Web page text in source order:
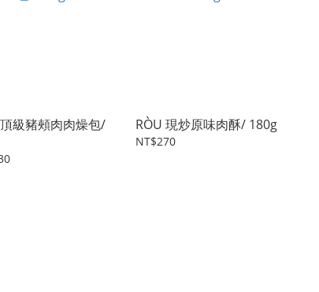
級豬頰肉肉燥包/
RÒU 現炒原味肉酥/ 180g
NT$270